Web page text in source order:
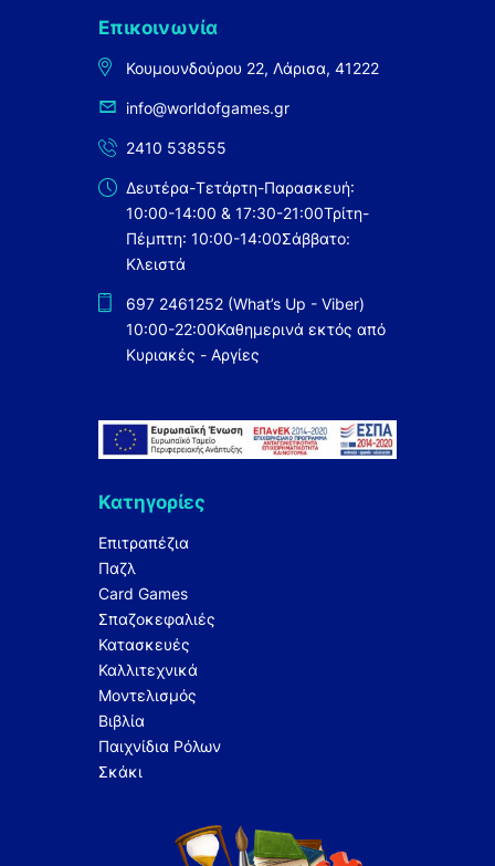
Επικοινωνία
Κουμουνδούρου 22, Λάρισα, 41222
info@worldofgames.gr
2410 538555
Δευτέρα-Τετάρτη-Παρασκευή:
10:00-14:00 & 17:30-21:00Τρίτη-
Πέμπτη: 10:00-14:00Σάββατο:
Κλειστά
697 2461252 (What’s Up - Viber)
10:00-22:00Καθημερινά εκτός από
Κυριακές - Αργίες
Κατηγορίες
Επιτραπέζια
Παζλ
Card Games
Σπαζοκεφαλιές
Κατασκευές
Καλλιτεχνικά
Μοντελισμός
Βιβλία
Παιχνίδια Ρόλων
Σκάκι